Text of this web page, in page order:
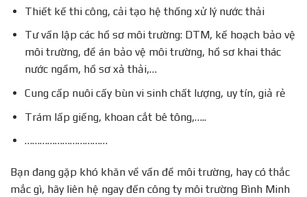
Thiết kế thi công, cải tạo hệ thống xử lý nước thải
Tư vấn lập các hồ sơ môi trường: DTM, kế hoạch bảo vệ
môi trường, đề án bảo vệ môi trường, hồ sơ khai thác
nước ngầm, hồ sơ xả thải,…
Cung cấp nuôi cấy bùn vi sinh chất lượng, uy tín, giả rẻ
Trám lấp giếng, khoan cắt bê tông,…..
……………………………
Bạn đang gặp khó khăn về vấn đề môi trường, hay có thắc
mắc gì, hãy liên hệ ngay đến công ty môi trường Bình Minh